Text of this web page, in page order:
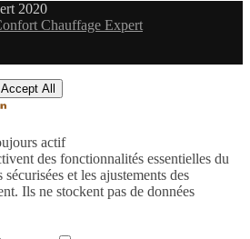
2020
Chauffage Expert
Accept All
actif
des fonctionnalités essentielles du
et les ajustements des
Ils ne stockent pas de données